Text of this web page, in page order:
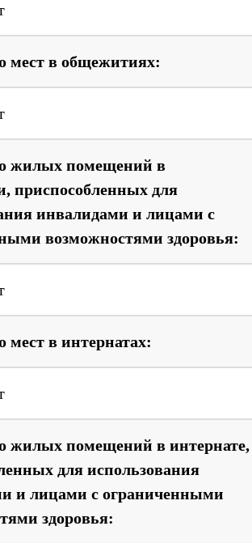
мест в общежитиях:
жилых помещений в
приспособленных для
инвалидами и лицами с
возможностями здоровья:
мест в интернатах:
жилых помещений в интернате,
для использования
и лицами с ограниченными
здоровья: